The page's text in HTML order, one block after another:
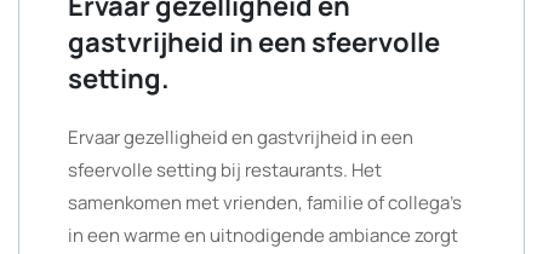
gastvrijheid in een sfeervolle
setting.
Ervaar gezelligheid en gastvrijheid in een
sfeervolle setting bij restaurants. Het
samenkomen met vrienden, familie of collega’s
in een warme en uitnodigende ambiance zorgt